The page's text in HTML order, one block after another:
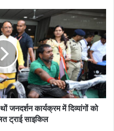
जनदर्शन कार्यक्रम में दिव्यांगों को
ट्राई साइकिल